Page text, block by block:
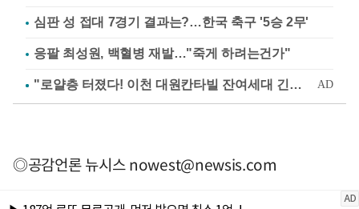
심판 성 접대 7경기 결과는?…한국 축구 '5승 2무'
응팔 최성원, 백혈병 재발…"죽게 하려는건가"
◎공감언론 뉴시스nowest@newsis.com